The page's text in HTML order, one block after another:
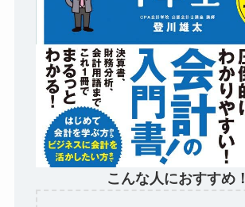
こんな人におすすめ！